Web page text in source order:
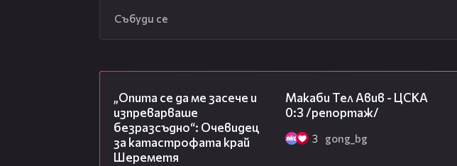
Събуди се
„Опита се да ме засече и
изпреварваше
безразсъдно“: Очевидец
за катастрофата край
Шереметя
Макаби Тел Авив - ЦСКА
0:3 /репортаж/
3 gong_bg